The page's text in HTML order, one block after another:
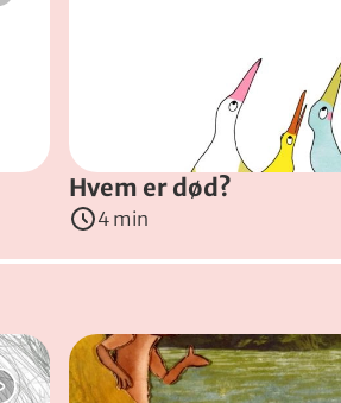
Hvem er død?
4 min